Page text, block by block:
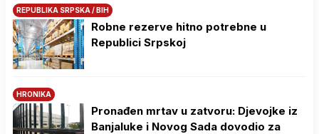
REPUBLIKA SRPSKA / BIH
Robne rezerve hitno potrebne u
Republici Srpskoj
HRONIKA
Pronađen mrtav u zatvoru: Djevojke iz
Banjaluke i Novog Sada dovodio za